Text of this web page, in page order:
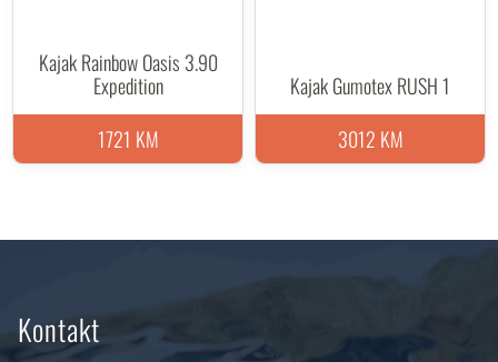
Kajak Rainbow Oasis 3.90
Expedition
1721 KM
Kajak Gumotex RUSH 1
3012 KM
Kontakt